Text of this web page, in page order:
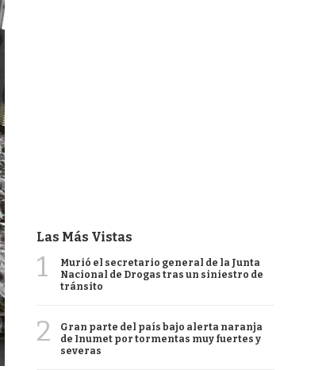
Las Más Vistas
1
Murió el secretario general de la Junta
Nacional de Drogas tras un siniestro de
tránsito
2
Gran parte del país bajo alerta naranja
de Inumet por tormentas muy fuertes y
severas